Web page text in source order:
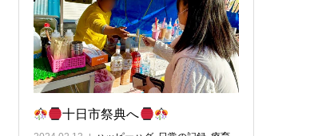
十日市祭典へ